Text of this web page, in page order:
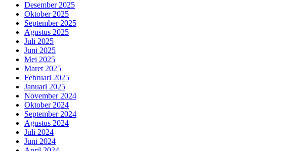
Desember 2025
Oktober 2025
September 2025
Agustus 2025
Juli 2025
Juni 2025
Mei 2025
Maret 2025
Februari 2025
Januari 2025
November 2024
Oktober 2024
September 2024
Agustus 2024
Juli 2024
Juni 2024